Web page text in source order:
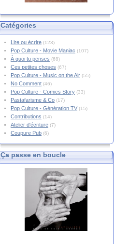
Catégories
Lire ou écrire(123)
Pop Culture - Movie Maniac (107)
À quoi tu penses (68)
Ces petites choses (67)
Pop Culture - Music on the Air(55)
No Comment(46)
Pop Culture - Comics Story(33)
Pastafarisme & Co(17)
Pop Culture - Génération TV(15)
Contributions (14)
Atelier d'écriture(7)
Coupure Pub(6)
Ça passe en boucle